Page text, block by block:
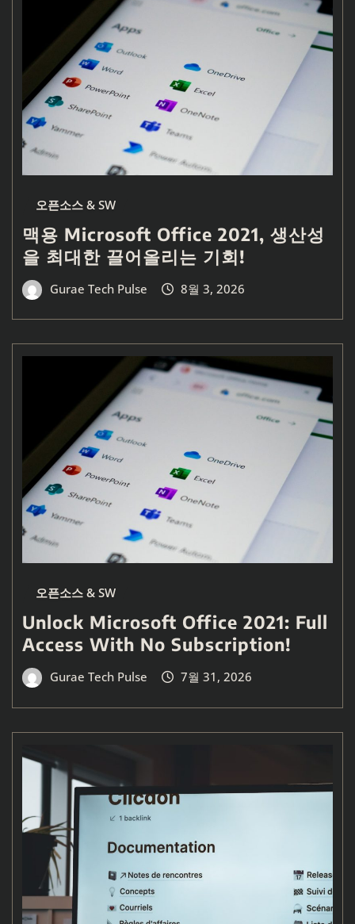
오픈소스 & SW
맥용 Microsoft Office 2021, 생산성
을 최대한 끌어올리는 기회!
Gurae Tech Pulse 8월 3, 2026
오픈소스 & SW
Unlock Microsoft Office 2021: Full
Access With No Subscription!
Gurae Tech Pulse 7월 31, 2026